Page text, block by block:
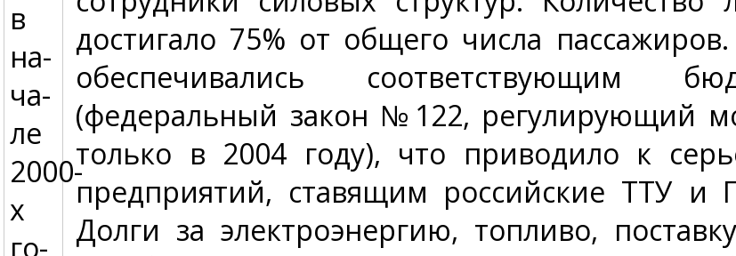
в
на­
ча­
ле
2000-
х
го­
достигало 75% от общего числа
обеспечивались соответствующим
(федеральный закон №122, регулирующий
только в 2004 году), что приводило к
предприятий, ставящим российские ТТУ и
Долги за электроэнергию, топливо,